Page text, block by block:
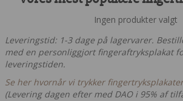
Ingen produkter valgt
Leveringstid: 1-3 dage på lagervarer.
med en personliggjort fingeraftryksplakat
leveringstiden.
Se her hvornår vi trykker
(Levering dagen efter med DAO i 95% af